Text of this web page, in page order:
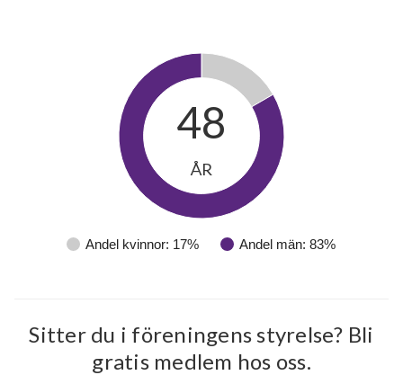
Andel kvinnor: 17% Andel män: 83%
48
ÅR
Sitter du i föreningens styrelse? Bli
gratis medlem hos oss.